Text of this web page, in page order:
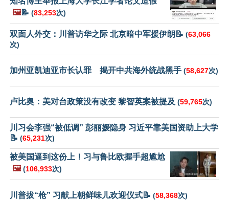
🖼️📝 (83,253次)
双面人外交：川普访华之际 北京暗中军援伊朗📝 (63,066
次)
加州亚凯迪亚市长认罪 揭开中共海外统战黑手 (58,627次)
卢比奥：美对台政策没有改变 黎智英案被提及 (59,765次)
川习会李强“被低调” 彭丽媛隐身 习近平靠美国资助上大学
📝 (65,231次)
被美国逼到这份上！习与鲁比欧握手超尴尬
🖼️ (106,933次)
川普拔“枪” 习献上朝鲜味儿欢迎仪式📝 (58,368次)